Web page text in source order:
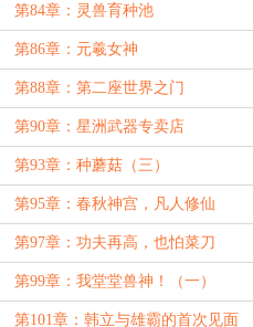
第84章：灵兽育种池
第86章：元羲女神
第88章：第二座世界之门
第90章：星洲武器专卖店
第93章：种蘑菇（三）
第95章：春秋神宫，凡人修仙
第97章：功夫再高，也怕菜刀
第99章：我堂堂兽神！（一）
第101章：韩立与雄霸的首次见面